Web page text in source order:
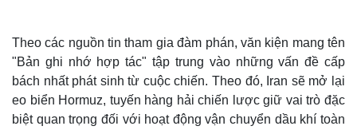
Theo các nguồn tin tham gia đàm phán, văn kiện mang tên
"Bản ghi nhớ hợp tác" tập trung vào những vấn đề cấp
bách nhất phát sinh từ cuộc chiến. Theo đó, Iran sẽ mở lại
eo biển Hormuz, tuyến hàng hải chiến lược giữ vai trò đặc
biệt quan trọng đối với hoạt động vận chuyển dầu khí toàn